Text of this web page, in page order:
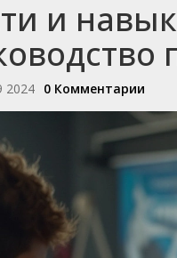
и
2024 0 Комментарии